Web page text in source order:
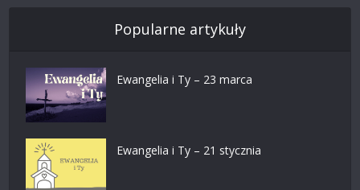
Popularne artykuły
Ewangelia i Ty – 23 marca
Ewangelia i Ty – 21 stycznia